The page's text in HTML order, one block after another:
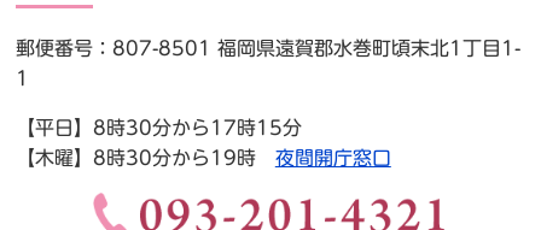
郵便番号：807-8501 福岡県遠賀郡水巻町頃末北1丁目1-
1
【平日】8時30分から17時15分
【木曜】8時30分から19時 夜間開庁窓口